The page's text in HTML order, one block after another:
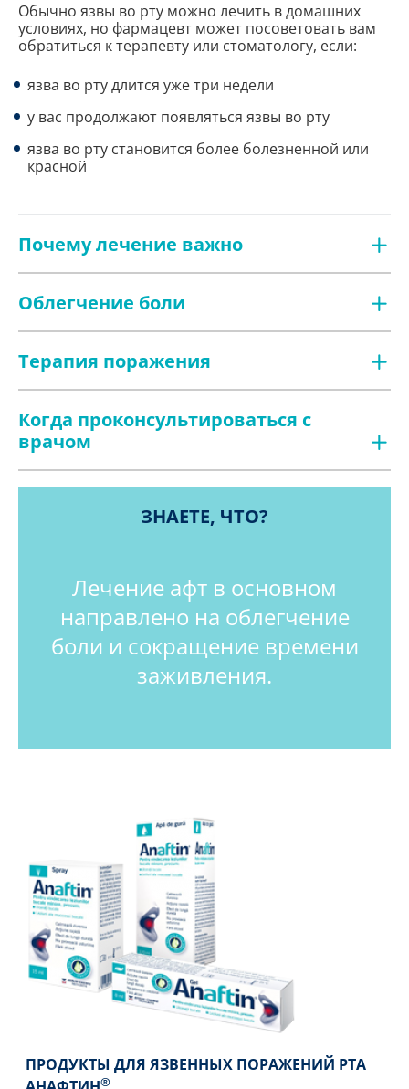
Обычно язвы во рту можно лечить в домашних
условиях, но фармацевт может посоветовать вам
обратиться к терапевту или стоматологу, если:
язва во рту длится уже три недели
у вас продолжают появляться язвы во рту
язва во рту становится более болезненной или
красной
Почему лечение важно
Облегчение боли
Терапия поражения
Когда проконсультироваться с
врачом
ЗНАЕТЕ, ЧТО?
Лечение афт в основном
направлено на облегчение
боли и сокращение времени
заживления.
ПРОДУКТЫ ДЛЯ ЯЗВЕННЫХ ПОРАЖЕНИЙ РТА
®